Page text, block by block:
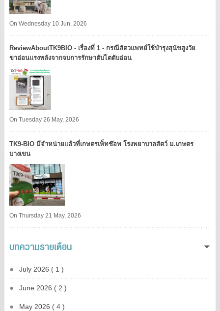
On Wednesday 10 Jun, 2026
ReviewAboutTK9BIO - เรื่องที่ 1 - กรณีสัตวแพทย์ใช้บำรุงสุนัขสูงวัย
ขาอ่อนแรงหลังจากจบการรักษาตับไตตับอ่อน
On Tuesday 26 May, 2026
TK9​-BIO มีจำหน่ายแล้วที่เกษตรเพ็ทช๊อพ โรงพยาบาลสัตว์ ม.เกษตร
บางเขน​
On Thursday 21 May, 2026
บทความรายเดือน
July 2026 ( 1 )
June 2026 ( 2 )
May 2026 ( 4 )